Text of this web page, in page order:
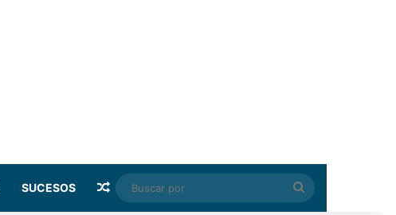
SUCESOS Random Article
Buscar